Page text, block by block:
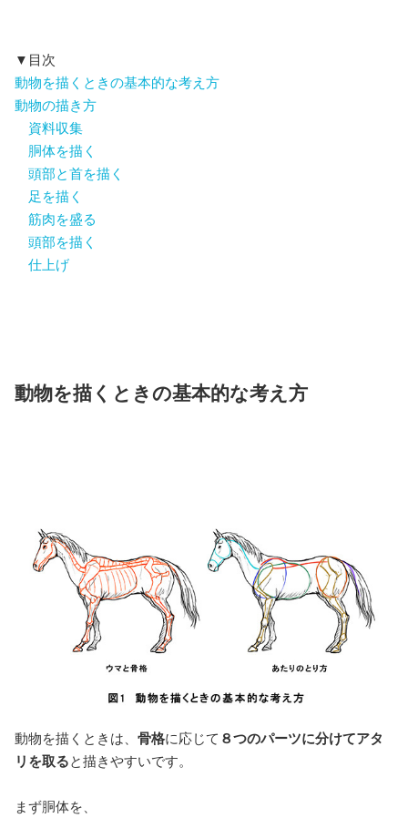
▼目次
動物を描くときの基本的な考え方
動物の描き方
資料収集
胴体を描く
頭部と首を描く
足を描く
筋肉を盛る
頭部を描く
仕上げ
動物を描くときの基本的な考え方
動物を描くときは、 骨格に応じて ８つのパーツに分けてアタ
リを取ると描きやすいです。
まず胴体を、